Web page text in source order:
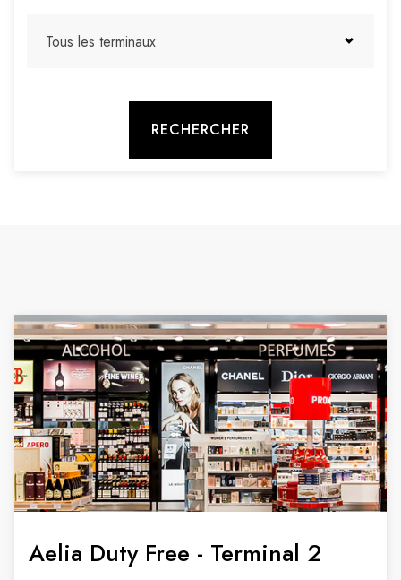
Tous les terminaux
RECHERCHER
Aelia Duty Free - Terminal 2